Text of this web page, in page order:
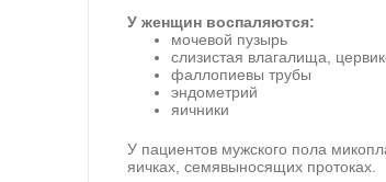
У женщин воспаляются:
мочевой пузырь
слизистая влагалища,
фаллопиевы трубы
эндометрий
яичники
У пациентов мужского пола
яичках, семявыносящих протоках.